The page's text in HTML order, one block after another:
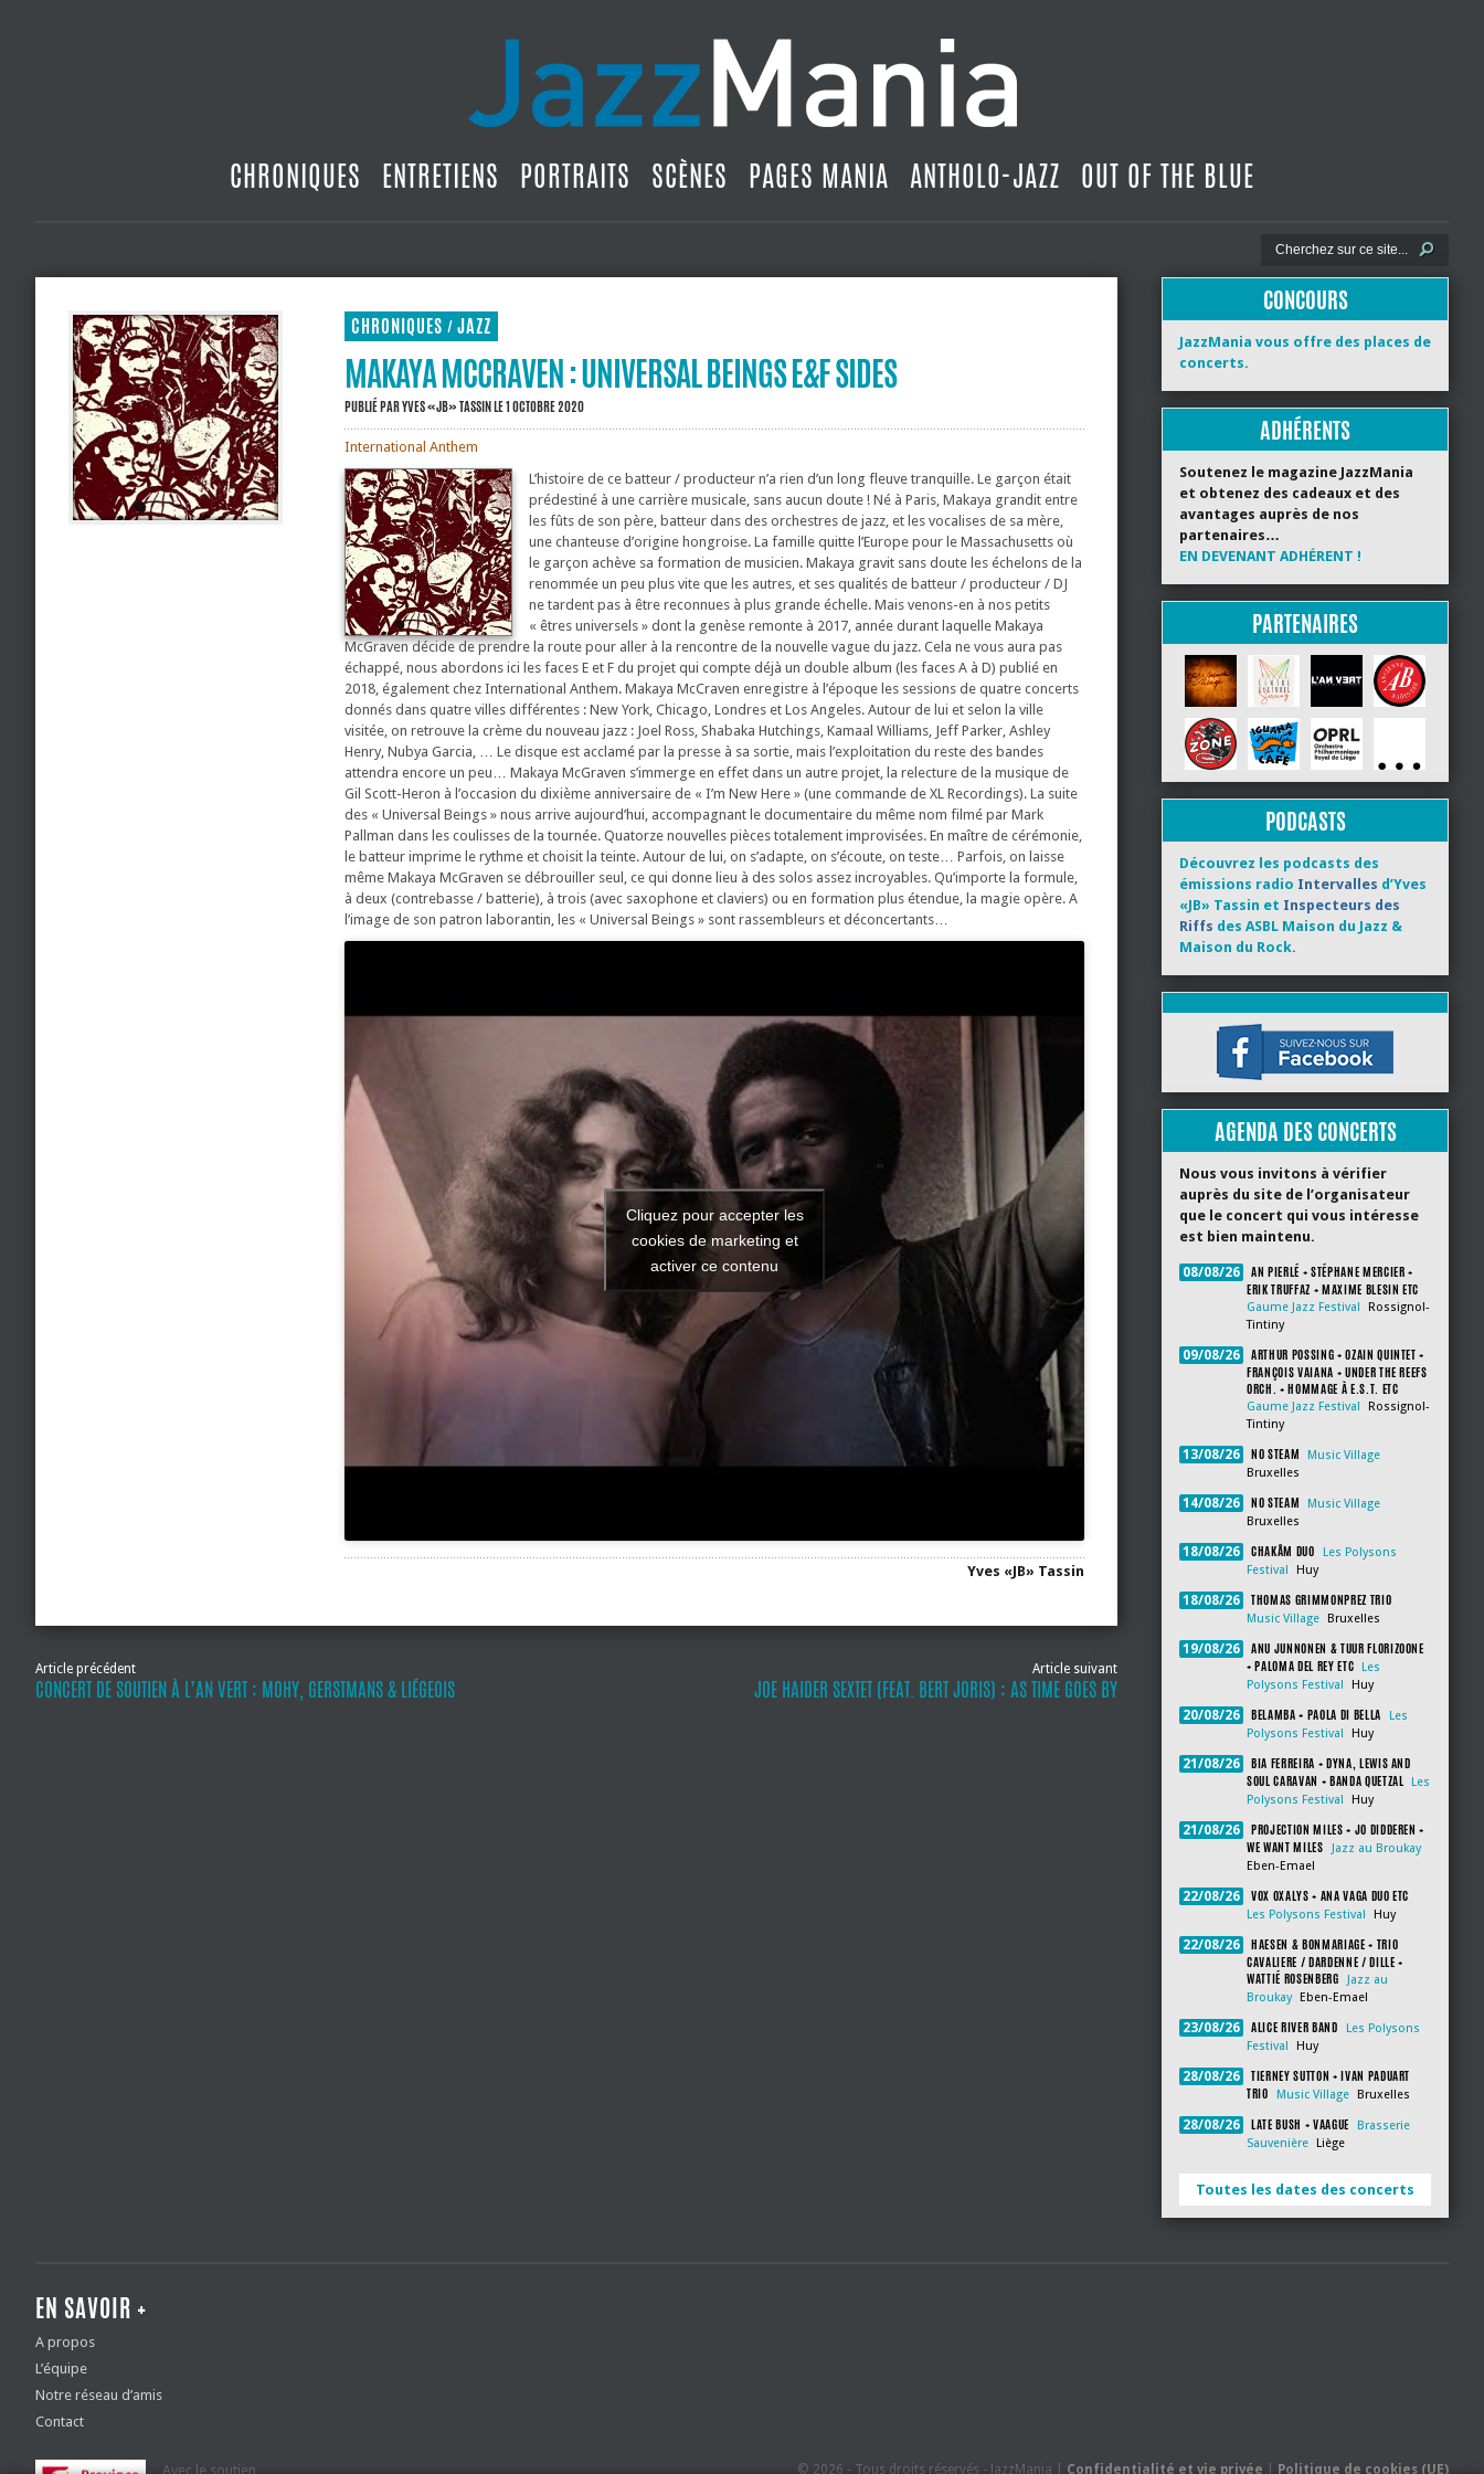
CHRONIQUES ENTRETIENS PORTRAITS SCÈNES PAGES MANIA ANTHOLO-JAZZ OUT OF THE BLUE
CHRONIQUES / JAZZ
MAKAYA MCCRAVEN : UNIVERSAL BEINGS E&F SIDES
PUBLIÉ PARYVES «JB» TASSINLE 1 OCTOBRE 2020
International Anthem
L’histoire de ce batteur / producteur n’a rien d’un long fleuve tranquille. Le garçon était
prédestiné à une carrière musicale, sans aucun doute ! Né à Paris, Makaya grandit entre
les fûts de son père, batteur dans des orchestres de jazz, et les vocalises de sa mère,
une chanteuse d’origine hongroise. La famille quitte l’Europe pour le Massachusetts où
le garçon achève sa formation de musicien. Makaya gravit sans doute les échelons de la
renommée un peu plus vite que les autres, et ses qualités de batteur / producteur / DJ
ne tardent pas à être reconnues à plus grande échelle. Mais venons-en à nos petits
« êtres universels » dont la genèse remonte à 2017, année durant laquelle Makaya
McGraven décide de prendre la route pour aller à la rencontre de la nouvelle vague du jazz. Cela ne vous aura pas
échappé, nous abordons ici les faces E et F du projet qui compte déjà un double album (les faces A à D) publié en
2018, également chez International Anthem. Makaya McCraven enregistre à l’époque les sessions de quatre concerts
donnés dans quatre villes différentes : New York, Chicago, Londres et Los Angeles. Autour de lui et selon la ville
visitée, on retrouve la crème du nouveau jazz : Joel Ross, Shabaka Hutchings, Kamaal Williams, Jeff Parker, Ashley
Henry, Nubya Garcia, … Le disque est acclamé par la presse à sa sortie, mais l’exploitation du reste des bandes
attendra encore un peu… Makaya McGraven s’immerge en effet dans un autre projet, la relecture de la musique de
Gil Scott-Heron à l’occasion du dixième anniversaire de « I’m New Here » (une commande de XL Recordings). La suite
des « Universal Beings » nous arrive aujourd’hui, accompagnant le documentaire du même nom filmé par Mark
Pallman dans les coulisses de la tournée. Quatorze nouvelles pièces totalement improvisées. En maître de cérémonie,
le batteur imprime le rythme et choisit la teinte. Autour de lui, on s’adapte, on s’écoute, on teste… Parfois, on laisse
même Makaya McGraven se débrouiller seul, ce qui donne lieu à des solos assez incroyables. Qu’importe la formule,
à deux (contrebasse / batterie), à trois (avec saxophone et claviers) ou en formation plus étendue, la magie opère. A
l’image de son patron laborantin, les « Universal Beings » sont rassembleurs et déconcertants…
Cliquez pour accepter les
cookies de marketing et
activer ce contenu
Yves «JB» Tassin
Article précédent
CONCERT DE SOUTIEN À L’AN VERT : MOHY, GERSTMANS & LIÉGEOIS
Article suivant
JOE HAIDER SEXTET (FEAT. BERT JORIS) : AS TIME GOES BY
CONCOURS
JazzMania vous offre des places de
concerts.
ADHÉRENTS
Soutenez le magazine JazzMania
et obtenez des cadeaux et des
avantages auprès de nos
partenaires…
EN DEVENANT ADHÉRENT !
PARTENAIRES
PODCASTS
Découvrez les podcasts des
émissions radio Intervalles d’Yves
«JB» Tassin et Inspecteurs des
Riffs des ASBL Maison du Jazz &
Maison du Rock.
AGENDA DES CONCERTS
Nous vous invitons à vérifier
auprès du site de l’organisateur
que le concert qui vous intéresse
est bien maintenu.
08/08/26
AN PIERLÉ + STÉPHANE MERCIER +
ERIK TRUFFAZ + MAXIME BLESIN ETC
Gaume Jazz Festival
Rossignol-
Tintiny
09/08/26
ARTHUR POSSING + OZAIN QUINTET +
FRANÇOIS VAIANA + UNDER THE REEFS
ORCH. + HOMMAGE À E.S.T. ETC
Gaume Jazz Festival
Rossignol-
Tintiny
13/08/26 NO STEAM
Music Village
Bruxelles
14/08/26 NO STEAM
Music Village
Bruxelles
18/08/26 CHAKÂM DUO
Les Polysons
Festival
Huy
18/08/26 THOMAS GRIMMONPREZ TRIO
Music Village Bruxelles
19/08/26
ANU JUNNONEN & TUUR FLORIZOONE
+ PALOMA DEL REY ETC
Les
Polysons Festival
Huy
20/08/26 BELAMBA + PAOLA DI BELLA
Les
Polysons Festival
Huy
21/08/26
BIA FERREIRA + DYNA, LEWIS AND
SOUL CARAVAN + BANDA QUETZAL
Les
Polysons Festival
Huy
21/08/26
PROJECTION MILES + JO DIDDEREN +
WE WANT MILES
Jazz au Broukay
Eben-Emael
22/08/26 VOX OXALYS + ANA VAGA DUO ETC
Les Polysons Festival Huy
22/08/26
HAESEN & BONMARIAGE + TRIO
CAVALIERE / DARDENNE / DILLE +
WATTIÉ ROSENBERG
Jazz au
Broukay
Eben-Emael
23/08/26 ALICE RIVER BAND
Les Polysons
Festival
Huy
28/08/26
TIERNEY SUTTON + IVAN PADUART
TRIO
Music Village Bruxelles
28/08/26 LATE BUSH + VAAGUE
Brasserie
Sauvenière
Liège
Toutes les dates des concerts
EN SAVOIR +
A propos
L’équipe
Notre réseau d’amis
Contact
Avec le soutien © 2026 - Tous droits réservés - JazzMania | Confidentialité et vie privée Politique de cookies (UE)